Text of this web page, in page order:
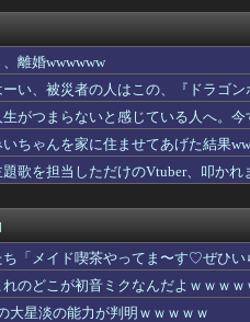
生を大量投入して闇深エロ番組ｗｗ
境内におけるコスプレや軍装の禁止
神商品を販売
てんの草。あんだけ仲が悪かった日
社IPともに現行機で遊べない名作を
たちが部屋で喋ってるだけだった」
3rd』楽しかったよね
、印刷じゃなかった」
投げ売り！1500万本の嘘と真実
るの？
えてしまう【画像あり】
に気付いたｗｗｗｗ『無職転生』の
顔見に家に来ました。その中の1人
い！」私「お断りします」→母親に報
がひどくて学校で嘔吐。親を呼んで
、離婚wwwwww
ーい、被災者の人はこの、『ドラゴ
生がつまらないと感じている人へ。
いちゃんを家に住ませてあげた結果
題歌を担当しただけのVtuber、叩かれ
ち「メイド喫茶やってま〜す♡ぜひ
れのどこが初音ミクなんだよｗｗｗｗ
大星淡の能力が判明ｗｗｗｗｗ